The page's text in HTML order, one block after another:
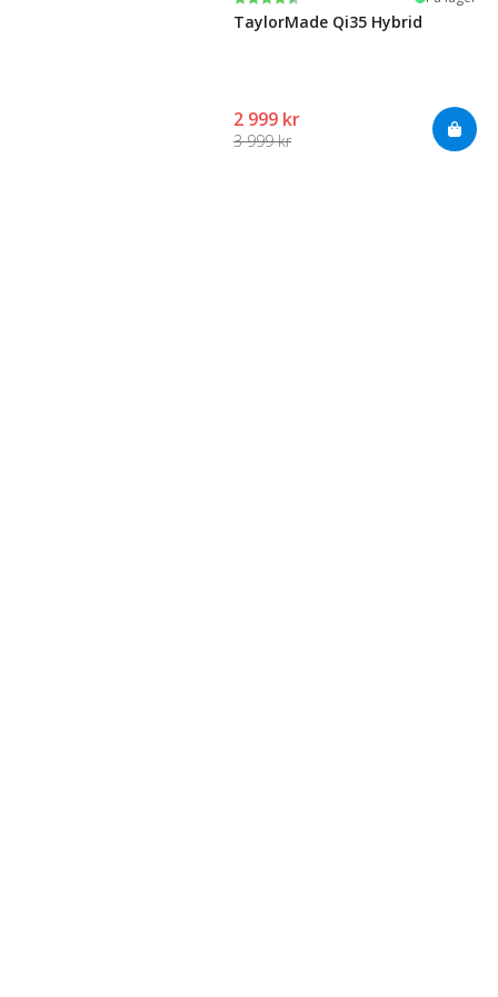
TaylorMade Qi35 Hybrid
2 999 kr
3 999 kr